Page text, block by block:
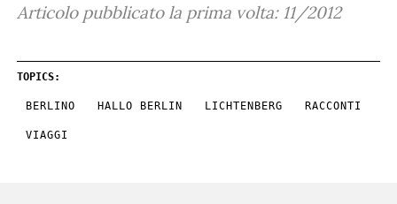
Articolo pubblicato la prima volta: 11/2012
TOPICS:
BERLINO HALLO BERLIN LICHTENBERG RACCONTI
VIAGGI